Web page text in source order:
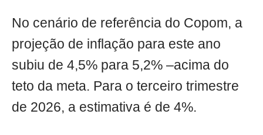
No cenário de referência do Copom, a
projeção de inflação para este ano
subiu de 4,5% para 5,2% –acima do
teto da meta. Para o terceiro trimestre
de 2026, a estimativa é de 4%.